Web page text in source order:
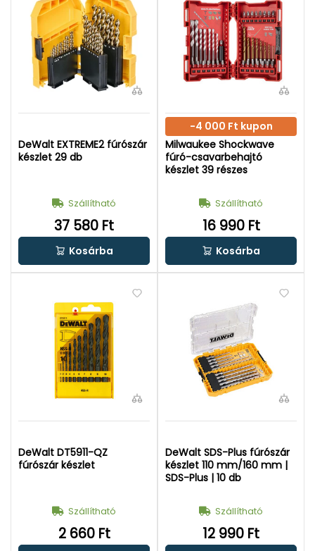
DeWalt EXTREME2 fúrószár
készlet 29 db
Szállítható
37 580 Ft
Kosárba
-4 000 Ft kupon
Milwaukee Shockwave
fúró-csavarbehajtó
készlet 39 részes
Szállítható
16 990 Ft
Kosárba
DeWalt DT5911-QZ
fúrószár készlet
Szállítható
2 660 Ft
DeWalt SDS-Plus fúrószár
készlet 110 mm/160 mm |
SDS-Plus | 10 db
Szállítható
12 990 Ft